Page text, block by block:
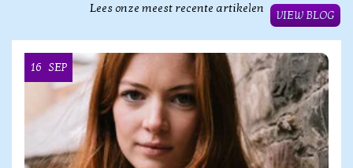
Lees onze meest recente artikelen
VIEW BLOG
16 SEP